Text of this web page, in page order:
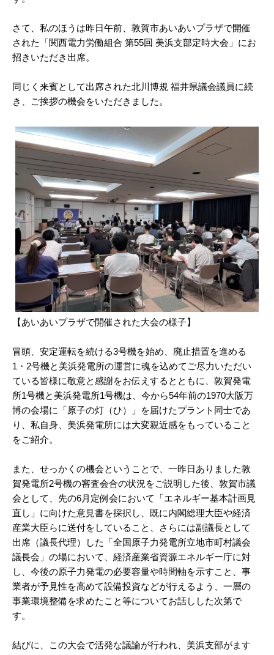
さて、私のほうは昨日午前、敦賀市あいあいプラザで開催
された「関西電力労働組合 第55回 美浜支部定時大会」にお
招きいただき出席。
同じく来賓として出席された北川博規 福井県議会議員に続
き、ご挨拶の機会をいただきました。
【あいあいプラザで開催された大会の様子】
冒頭、安定運転を続ける3号機を始め、廃止措置を進める
1・2号機と美浜発電所の運営に魂を込めてご尽力いただい
ている皆様に敬意と感謝をお伝えするとともに、敦賀発電
所1号機と美浜発電所1号機は、今から54年前の1970大阪万
博の会場に「原子の灯（ひ）」を届けたプラント同士であ
り、私自身、美浜発電所には大変親近感をもっていること
をご紹介。
また、せっかくの機会ということで、一昨日ありました敦
賀発電所2号機の審査会合の状況をご説明した後、敦賀市議
会として、先の6月定例会において「エネルギー基本計画見
直し」に向けた意見書を採択し、既に内閣総理大臣や経済
産業大臣らに送付をしていること、さらには副議長として
出席（議長代理）した「全国原子力発電所立地市町村議会
議長会」の場において、経済産業省資源エネルギー庁に対
し、今後の原子力発電の必要容量や時間軸を示すこと、事
業者が予見性を高めて設備投資などが行えるよう、一層の
事業環境整備を求めたこと等についてお話しした次第で
す。
結びに、この大会で活発な議論が行われ、美浜支部がます